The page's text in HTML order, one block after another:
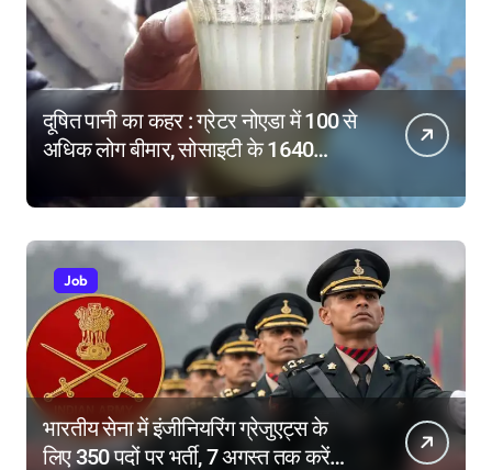
दूषित पानी का कहर : ग्रेटर नोएडा में 100 से
अधिक लोग बीमार, सोसाइटी के 1640
Job
भारतीय सेना में इंजीनियरिंग ग्रेजुएट्स के
लिए 350 पदों पर भर्ती, 7 अगस्त तक करें